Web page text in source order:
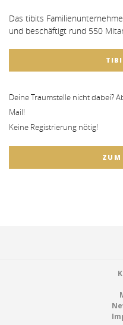
Das tibits
und beschäftigt rund 550
Deine Traumstelle nicht dabei?
Mail!
Keine Registrierung nötig!
ZUM